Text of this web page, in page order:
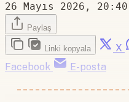
26 Mayıs 2026, 20:40
Paylaş
Linki kopyala X
Facebook
E-posta